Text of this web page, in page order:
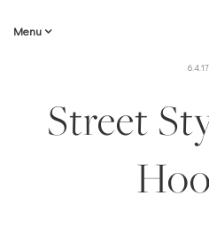
Menu
6.4.17
Street